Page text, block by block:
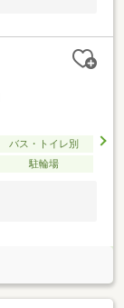
バス・トイレ別
駐輪場